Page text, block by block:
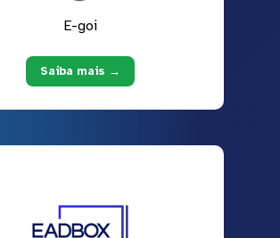
E-goi
Saiba mais →